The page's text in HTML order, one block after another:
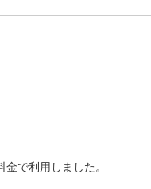
で利用しました。